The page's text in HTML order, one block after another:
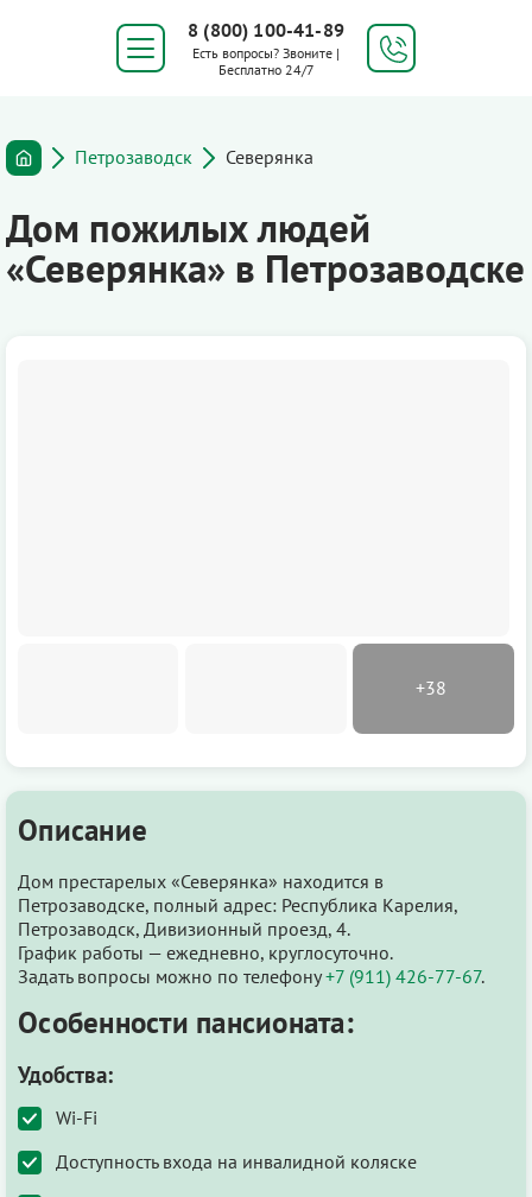
8 (800) 100-41-89
Есть вопросы? Звоните |
Бесплатно 24/7
Петрозаводск Северянка
Дом пожилых людей
«Северянка» в Петрозаводске
Описание
Дом престарелых «Северянка» находится в
Петрозаводске, полный адрес: Республика Карелия,
Петрозаводск, Дивизионный проезд, 4.
График работы — ежедневно, круглосуточно.
Задать вопросы можно по телефону+7 (911) 426-77-67.
Особенности пансионата:
Удобства:
Wi-Fi
Доступность входа на инвалидной коляске